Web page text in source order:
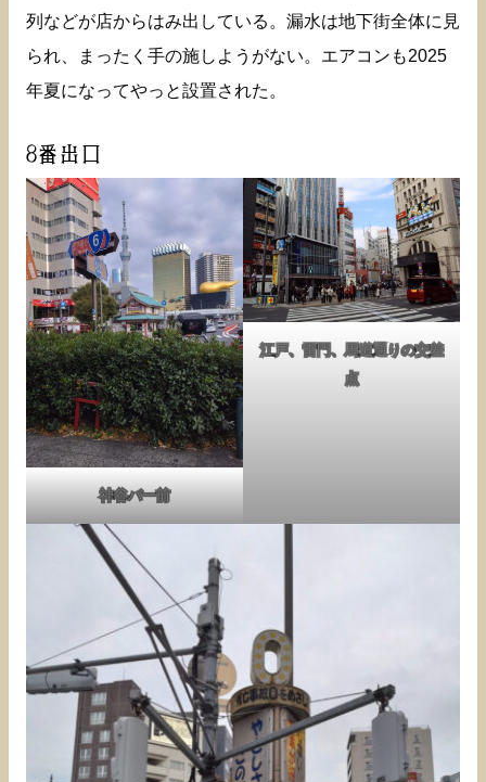
列などが店からはみ出している。漏水は地下街全体に見
られ、まったく手の施しようがない。エアコンも2025
年夏になってやっと設置された。
8番出口
神谷バー前
江戸、雷門、馬道通りの交差
点